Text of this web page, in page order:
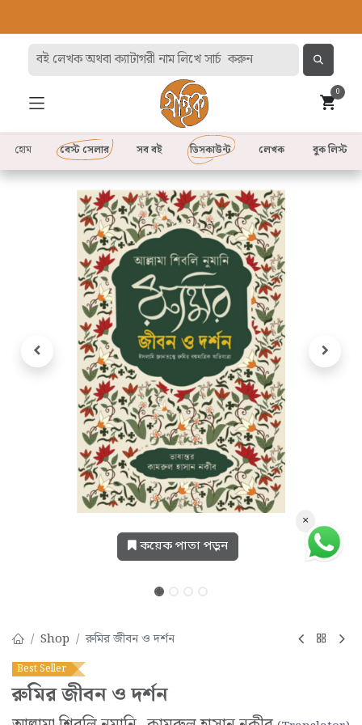
0
হোম বেস্ট সেলার সব বই লেখক
ডিসকাউন্ট বুক লিস্ট
কয়েক পাতা পড়ুন
Shop রুমির জীবন ও দর্শন
Best Seller
রুমির জীবন ও দর্শন
×